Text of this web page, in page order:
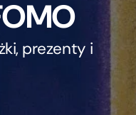
prezenty i